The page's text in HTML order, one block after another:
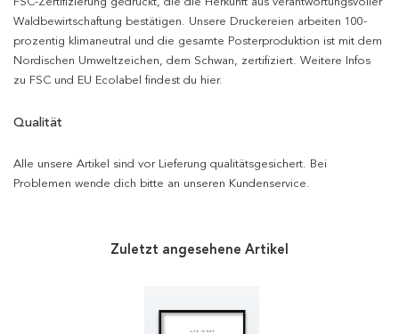
Waldbewirtschaftung bestätigen. Unsere Druckereien arbeiten 100-
prozentig klimaneutral und die gesamte Posterproduktion ist mit dem
Nordischen Umweltzeichen, dem Schwan, zertifiziert. Weitere Infos
zu FSC und EU Ecolabel findest du hier.
Qualität
Alle unsere Artikel sind vor Lieferung qualitätsgesichert. Bei
Problemen wende dich bitte an unseren Kundenservice.
Zuletzt angesehene Artikel